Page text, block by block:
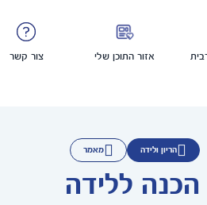
אזור התוכן שלי צור קשר
הריון ולידה מאמר
הכנה ללידה